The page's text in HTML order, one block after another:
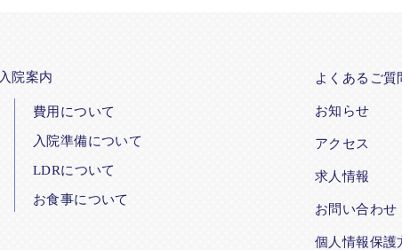
入院案内
費用について
入院準備について
LDRについて
お食事について
よくあるご質
お知らせ
アクセス
求人情報
お問い合わせ
個人情報保護